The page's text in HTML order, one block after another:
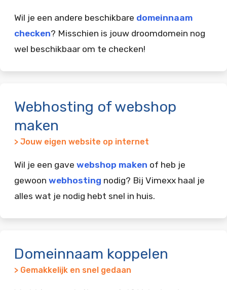
Wil je een andere beschikbare domeinnaam
checken? Misschien is jouw droomdomein nog
wel beschikbaar om te checken!
Webhosting of webshop
maken
> Jouw eigen website op internet
Wil je een gave webshop maken of heb je
gewoon webhosting nodig? Bij Vimexx haal je
alles wat je nodig hebt snel in huis.
Domeinnaam koppelen
> Gemakkelijk en snel gedaan